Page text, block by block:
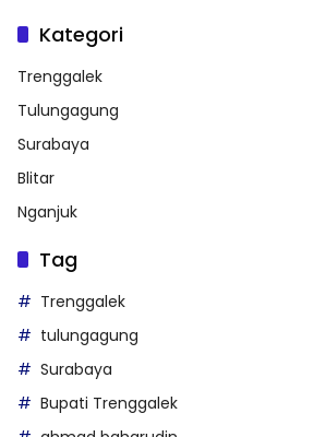
Kategori
Trenggalek
Tulungagung
Surabaya
Blitar
Nganjuk
Tag
Trenggalek
tulungagung
Surabaya
Bupati Trenggalek